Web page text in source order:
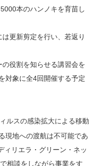
本のハンノキを育苗し
更新剪定を行い、若返り
役割を知らせる講習会を
対象に全4回開催する予定
ルスの感染拡大による移動
現地への渡航は不可能であ
ィリエラ・グリーン・ネッ
相談をしながら事業をす